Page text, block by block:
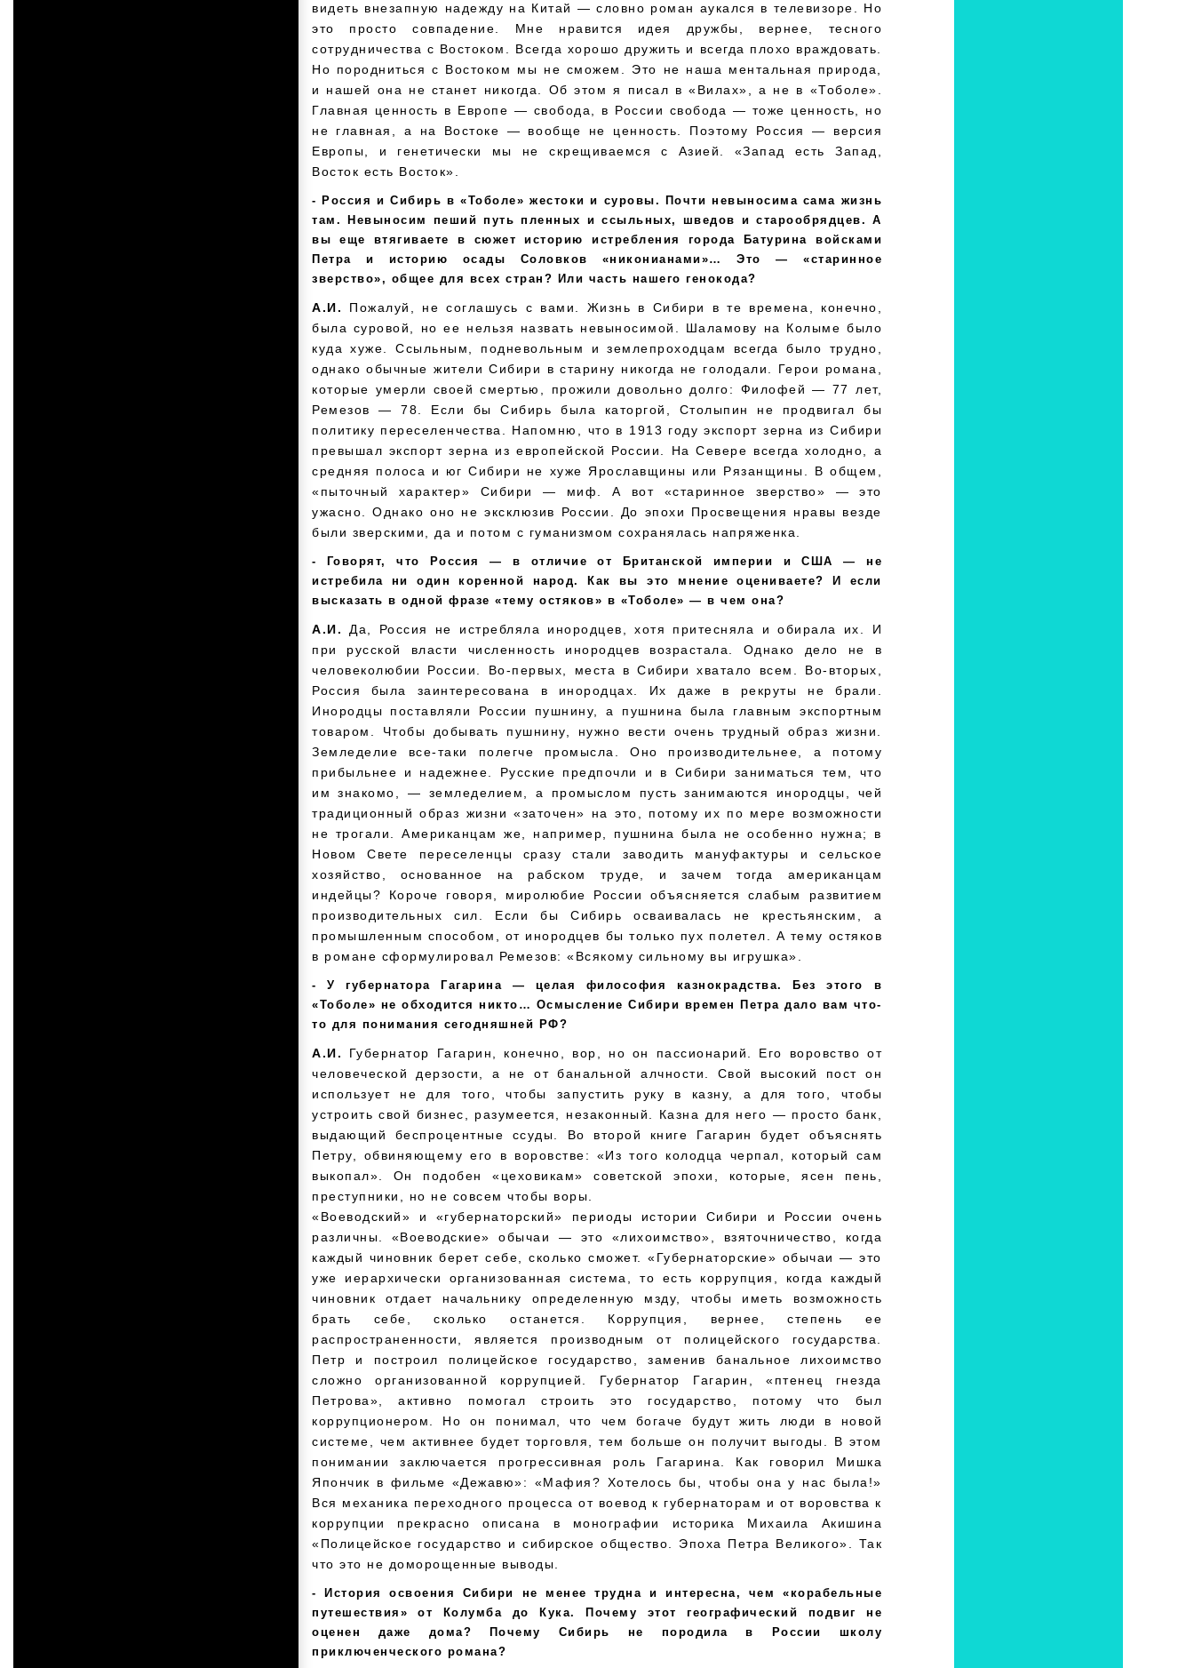
видеть внезапную надежду на Китай — словно роман аукался в телевизоре. Но
это просто совпадение. Мне нравится идея дружбы, вернее, тесного
сотрудничества с Востоком. Всегда хорошо дружить и всегда плохо враждовать.
Но породниться с Востоком мы не сможем. Это не наша ментальная природа,
и нашей она не станет никогда. Об этом я писал в «Вилах», а не в «Тоболе».
Главная ценность в Европе — свобода, в России свобода — тоже ценность, но
не главная, а на Востоке — вообще не ценность. Поэтому Россия — версия
Европы, и генетически мы не скрещиваемся с Азией. «Запад есть Запад,
Восток есть Восток».
Россия и Сибирь в «Тоболе» жестоки и суровы. Почти невыносима сама жизнь
там. Невыносим пеший путь пленных и ссыльных, шведов и старообрядцев. А
вы еще втягиваете в сюжет историю истребления города Батурина войсками
Петра и историю осады Соловков «никонианами»… Это — «старинное
зверство», общее для всех стран? Или часть нашего генокода?
А.И. Пожалуй, не соглашусь с вами. Жизнь в Сибири в те времена, конечно,
была суровой, но ее нельзя назвать невыносимой. Шаламову на Колыме было
куда хуже. Ссыльным, подневольным и землепроходцам всегда было трудно,
однако обычные жители Сибири в старину никогда не голодали. Герои романа,
которые умерли своей смертью, прожили довольно долго: Филофей — 77 лет,
Ремезов — 78. Если бы Сибирь была каторгой, Столыпин не продвигал бы
политику переселенчества. Напомню, что в 1913 году экспорт зерна из Сибири
превышал экспорт зерна из европейской России. На Севере всегда холодно, а
средняя полоса и юг Сибири не хуже Ярославщины или Рязанщины. В общем,
«пыточный характер» Сибири — миф. А вот «старинное зверство» — это
ужасно. Однако оно не эксклюзив России. До эпохи Просвещения нравы везде
были зверскими, да и потом с гуманизмом сохранялась напряженка.
Говорят, что Россия — в отличие от Британской империи и США — не
истребила ни один коренной народ. Как вы это мнение оцениваете? И если
высказать в одной фразе «тему остяков» в «Тоболе» — в чем она?
А.И. Да, Россия не истребляла инородцев, хотя притесняла и обирала их. И
при русской власти численность инородцев возрастала. Однако дело не в
человеколюбии России. Во-первых, места в Сибири хватало всем. Во-вторых,
Россия была заинтересована в инородцах. Их даже в рекруты не брали.
Инородцы поставляли России пушнину, а пушнина была главным экспортным
товаром. Чтобы добывать пушнину, нужно вести очень трудный образ жизни.
Земледелие все-таки полегче промысла. Оно производительнее, а потому
прибыльнее и надежнее. Русские предпочли и в Сибири заниматься тем, что
им знакомо, — земледелием, а промыслом пусть занимаются инородцы, чей
традиционный образ жизни «заточен» на это, потому их по мере возможности
не трогали. Американцам же, например, пушнина была не особенно нужна; в
Новом Свете переселенцы сразу стали заводить мануфактуры и сельское
хозяйство, основанное на рабском труде, и зачем тогда американцам
индейцы? Короче говоря, миролюбие России объясняется слабым развитием
производительных сил. Если бы Сибирь осваивалась не крестьянским, а
промышленным способом, от инородцев бы только пух полетел. А тему остяков
в романе сформулировал Ремезов: «Всякому сильному вы игрушка».
У губернатора Гагарина — целая философия казнокрадства. Без этого в
«Тоболе» не обходится никто… Осмысление Сибири времен Петра дало вам что-
то для понимания сегодняшней РФ?
А.И. Губернатор Гагарин, конечно, вор, но он пассионарий. Его воровство от
человеческой дерзости, а не от банальной алчности. Свой высокий пост он
использует не для того, чтобы запустить руку в казну, а для того, чтобы
устроить свой бизнес, разумеется, незаконный. Казна для него — просто банк,
выдающий беспроцентные ссуды. Во второй книге Гагарин будет объяснять
Петру, обвиняющему его в воровстве: «Из того колодца черпал, который сам
выкопал». Он подобен «цеховикам» советской эпохи, которые, ясен пень,
преступники, но не совсем чтобы воры.
«Воеводский» и «губернаторский» периоды истории Сибири и России очень
различны. «Воеводские» обычаи — это «лихоимство», взяточничество, когда
каждый чиновник берет себе, сколько сможет. «Губернаторские» обычаи — это
уже иерархически организованная система, то есть коррупция, когда каждый
чиновник отдает начальнику определенную мзду, чтобы иметь возможность
брать себе, сколько останется. Коррупция, вернее, степень ее
распространенности, является производным от полицейского государства.
Петр и построил полицейское государство, заменив банальное лихоимство
сложно организованной коррупцией. Губернатор Гагарин, «птенец гнезда
Петрова», активно помогал строить это государство, потому что был
коррупционером. Но он понимал, что чем богаче будут жить люди в новой
системе, чем активнее будет торговля, тем больше он получит выгоды. В этом
понимании заключается прогрессивная роль Гагарина. Как говорил Мишка
Япончик в фильме «Дежавю»: «Мафия? Хотелось бы, чтобы она у нас была!»
Вся механика переходного процесса от воевод к губернаторам и от воровства к
коррупции прекрасно описана в монографии историка Михаила Акишина
«Полицейское государство и сибирское общество. Эпоха Петра Великого». Так
что это не доморощенные выводы.
История освоения Сибири не менее трудна и интересна, чем «корабельные
путешествия» от Колумба до Кука. Почему этот географический подвиг не
оценен даже дома? Почему Сибирь не породила в России школу
приключенческого романа?